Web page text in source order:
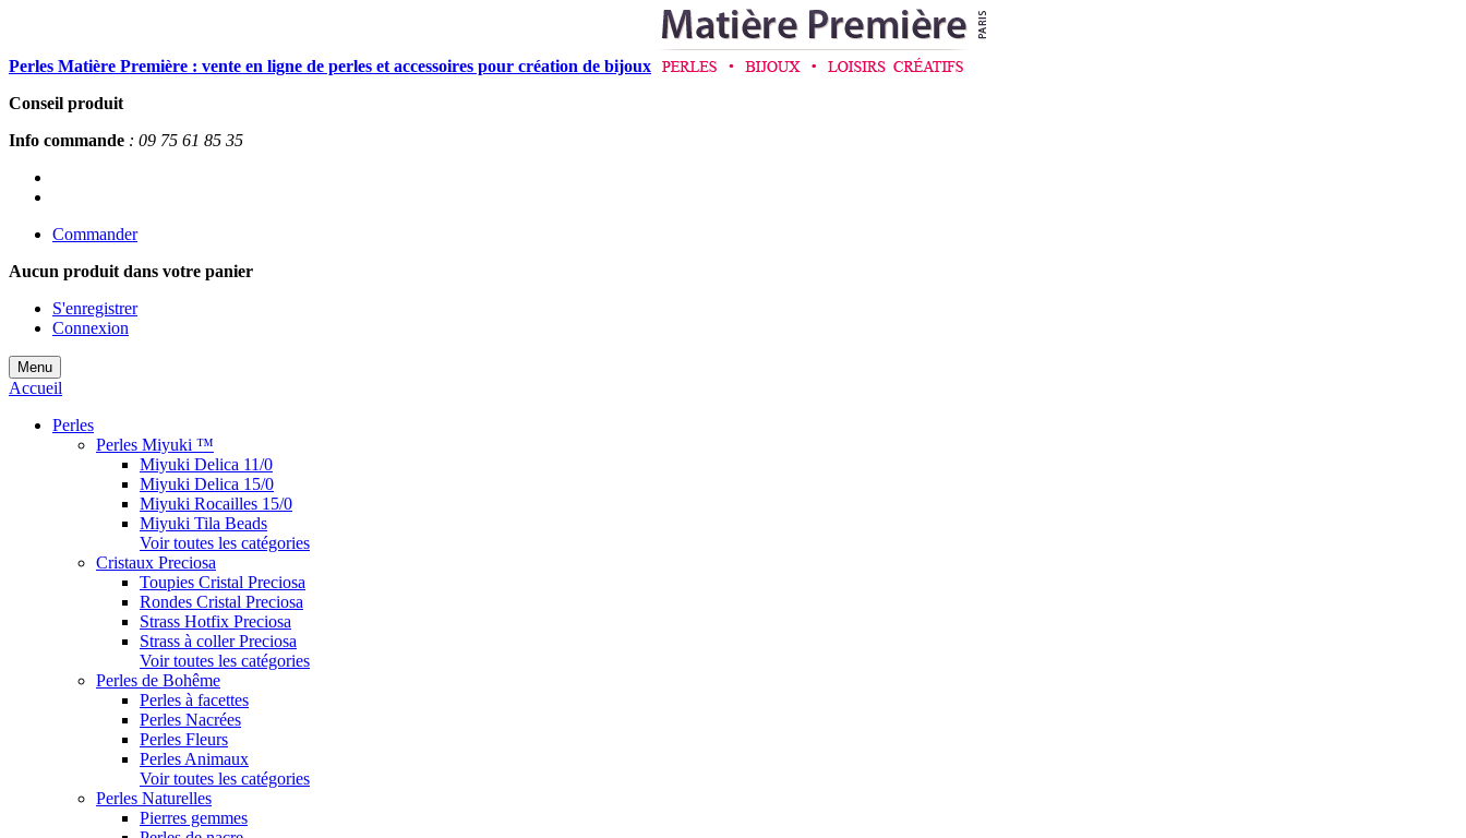
Perles Matière Première : vente en ligne de perles et accessoires pour création de bijoux
Conseil produit
Info commande : 09 75 61 85 35
Commander
Aucun produit dans votre panier
S'enregistrer
Connexion
Menu
Accueil
Perles
Perles Miyuki ™
Miyuki Delica 11/0
Miyuki Delica 15/0
Miyuki Rocailles 15/0
Miyuki Tila Beads
Voir toutes les catégories
Cristaux Preciosa
Toupies Cristal Preciosa
Rondes Cristal Preciosa
Strass Hotfix Preciosa
Strass à coller Preciosa
Voir toutes les catégories
Perles de Bohême
Perles à facettes
Perles Nacrées
Perles Fleurs
Perles Animaux
Voir toutes les catégories
Perles Naturelles
Pierres gemmes